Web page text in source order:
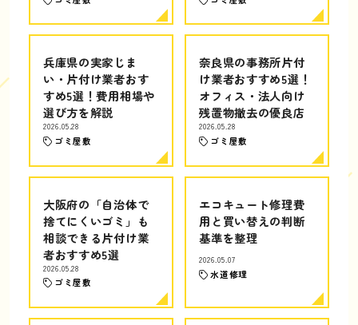
兵庫県の実家じま
い・片付け業者おす
すめ5選！費用相場や
選び方を解説
2026.05.28
ゴミ屋敷
奈良県の事務所片付
け業者おすすめ5選！
オフィス・法人向け
残置物撤去の優良店
2026.05.28
ゴミ屋敷
大阪府の「自治体で
捨てにくいゴミ」も
相談できる片付け業
者おすすめ5選
2026.05.28
ゴミ屋敷
エコキュート修理費
用と買い替えの判断
基準を整理
2026.05.07
水道修理